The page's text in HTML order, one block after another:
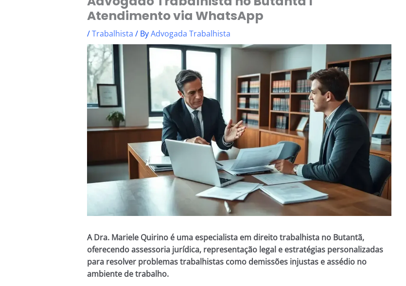
Atendimento via WhatsApp
/Trabalhista / ByAdvogada Trabalhista
A Dra. Mariele Quirino é uma especialista em direito trabalhista no Butantã,
oferecendo assessoria jurídica, representação legal e estratégias personalizadas
para resolver problemas trabalhistas como demissões injustas e assédio no
ambiente de trabalho.